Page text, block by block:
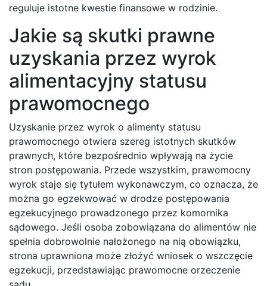
reguluje istotne kwestie finansowe w rodzinie.
Jakie są skutki prawne
uzyskania przez wyrok
alimentacyjny statusu
prawomocnego
Uzyskanie przez wyrok o alimenty statusu
prawomocnego otwiera szereg istotnych skutków
prawnych, które bezpośrednio wpływają na życie
stron postępowania. Przede wszystkim, prawomocny
wyrok staje się tytułem wykonawczym, co oznacza, że
można go egzekwować w drodze postępowania
egzekucyjnego prowadzonego przez komornika
sądowego. Jeśli osoba zobowiązana do alimentów nie
spełnia dobrowolnie nałożonego na nią obowiązku,
strona uprawniona może złożyć wniosek o wszczęcie
egzekucji, przedstawiając prawomocne orzeczenie